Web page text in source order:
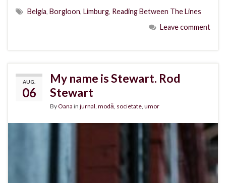
Belgia, Borgloon, Limburg, Reading Between The Lines
Leave comment
AUG.
06
My name is Stewart. Rod
Stewart
ByOana in jurnal modă societate umor